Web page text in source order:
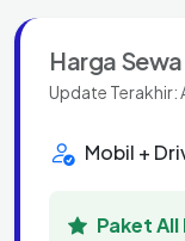
Harga
Update Terakhir:
Mobil +
Paket All